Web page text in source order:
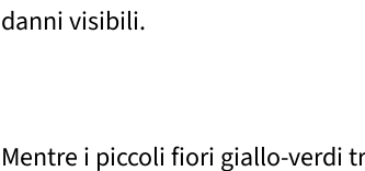
danni visibili.
Mentre i piccoli fiori giallo-verdi